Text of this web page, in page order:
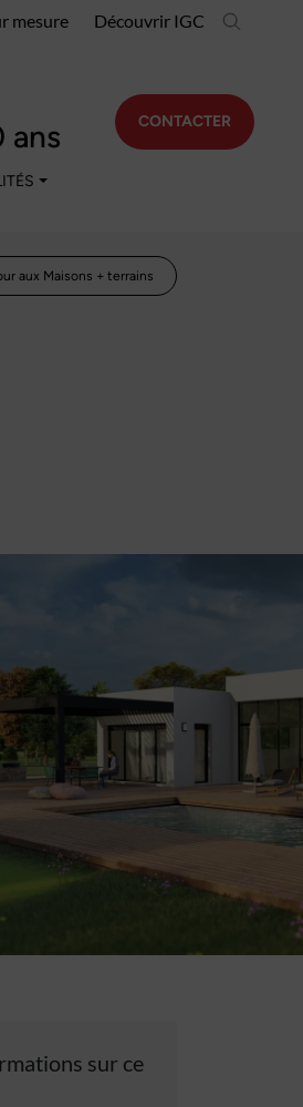
mesure Découvrir IGC
ans CONTACTER
aux Maisons + terrains
sur ce